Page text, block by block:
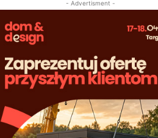
- Advertisment -